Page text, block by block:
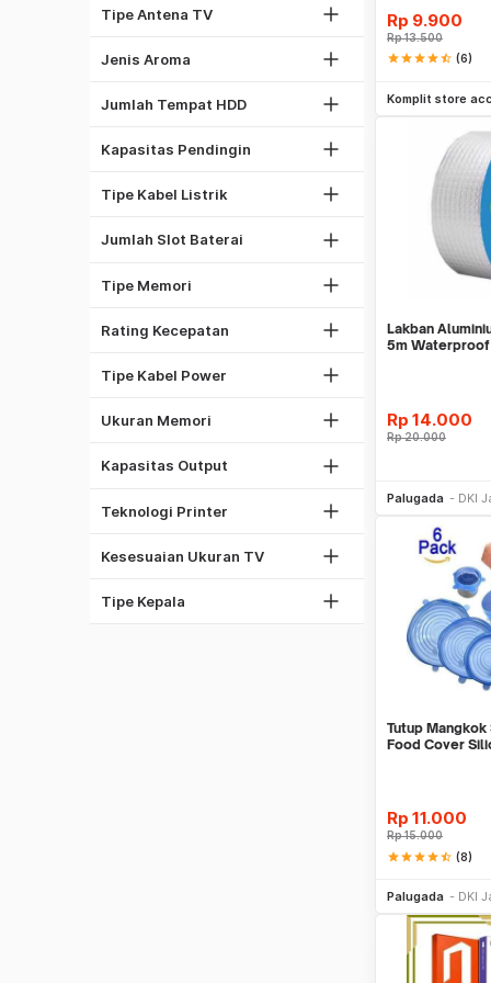
Tipe Antena TV
Antena Omni
Jenis Aroma
Spicy
Jumlah Tempat HDD
5
Kapasitas Pendingin
2 PK
Tipe Kabel Listrik
Kabel NYM
Jumlah Slot Baterai
2
8
Tipe Memori
DDR3
Rating Kecepatan
2133 Mhz
Tipe Kabel Power
Kabel Listrik
Kabel PSU Komputer
Ukuran Memori
4GB
32GB
Kapasitas Output
550W
Teknologi Printer
Dot Matrix
Thermal Printer
Kesesuaian Ukuran TV
32"
60"
Tipe Kepala
Obeng Set
Rp 9.900
Rp13.500
starstarstarstarstar_half (6)
Komplit store acc
Lakban
5m Waterproof
Rp 14.000
Rp20.000
Palugada DKI
Tutup Mangkok
Food Cover
Rp 11.000
Rp15.000
starstarstarstarstar_half (8)
Palugada DKI